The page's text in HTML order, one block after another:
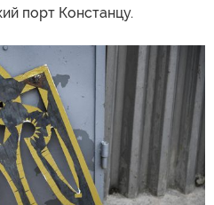
порт Констанцу.